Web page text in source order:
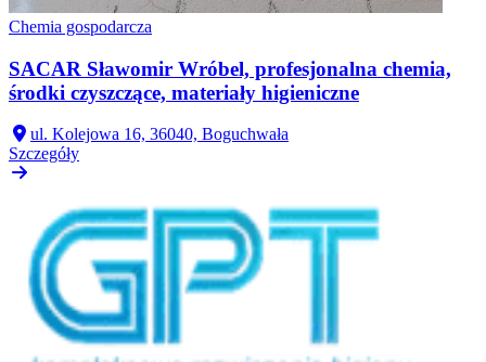
Chemia gospodarcza
SACAR Sławomir Wróbel, profesjonalna chemia,
środki czyszczące, materiały higieniczne
ul. Kolejowa 16, 36040, Boguchwała
Szczegóły